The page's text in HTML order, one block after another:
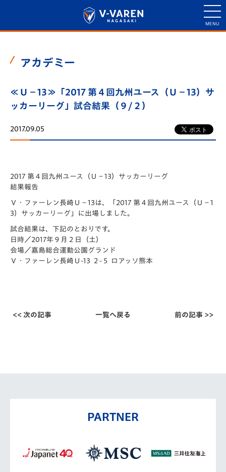
アカデミー
≪Ｕ－13≫「2017 第４回九州ユース（Ｕ－13）サ
ッカーリーグ」試合結果（９/２）
2017.09.05
2017 第４回九州ユース（Ｕ－13）サッカーリーグ
結果報告
Ｖ・ファーレン長崎Ｕ－13は、「2017 第４回九州ユース（Ｕ－1
3）サッカーリーグ」に出場しました。
試合結果は、下記のとおりです。
日時／2017年９月２日（土）
会場／嘉島総合運動公園グランド
Ｖ・ファーレン長崎Ｕ-13 ２-５ ロアッソ熊本
<< 次の記事 一覧へ戻る 前の記事 >>
PARTNER